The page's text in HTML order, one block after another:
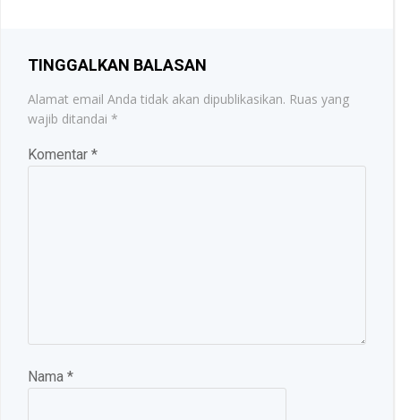
TINGGALKAN BALASAN
Alamat email Anda tidak akan dipublikasikan. Ruas yang
wajib ditandai *
Komentar *
Nama *